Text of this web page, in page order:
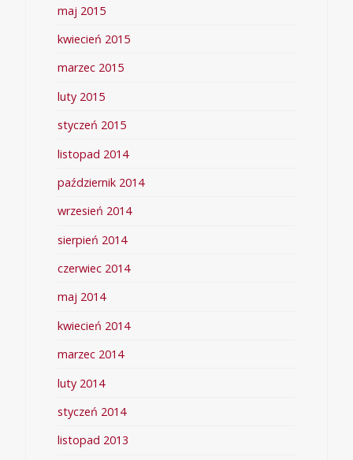
maj 2015
kwiecień 2015
marzec 2015
luty 2015
styczeń 2015
listopad 2014
październik 2014
wrzesień 2014
sierpień 2014
czerwiec 2014
maj 2014
kwiecień 2014
marzec 2014
luty 2014
styczeń 2014
listopad 2013